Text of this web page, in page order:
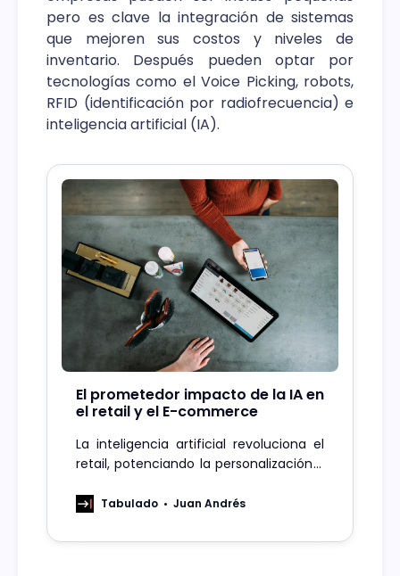
pero es clave la integración de sistemas
que mejoren sus costos y niveles de
inventario. Después pueden optar por
tecnologías como el Voice Picking, robots,
RFID (identificación por radiofrecuencia) e
inteligencia artificial (IA).
El prometedor impacto de la IA en
el retail y el E-commerce
La inteligencia artificial revoluciona el
retail, potenciando la personalización y
Tabulado Juan Andrés